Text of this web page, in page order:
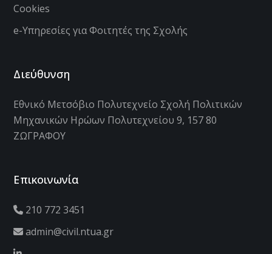
Cookies
e-Υπηρεσίες για Φοιτητές της Σχολής
Διεύθυνση
Εθνικό Μετσόβιο Πολυτεχνείο Σχολή Πολιτικών
Μηχανικών Ηρώων Πολυτεχνείου 9, 157 80
ΖΩΓΡΑΦΟΥ
Επικοινωνία
210 772 3451
admin@civil.ntua.gr